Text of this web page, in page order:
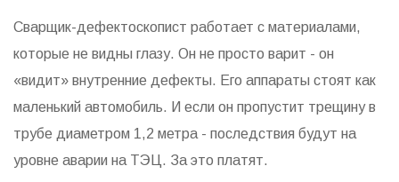
Сварщик-дефектоскопист работает с материалами,
которые не видны глазу. Он не просто варит - он
«видит» внутренние дефекты. Его аппараты стоят как
маленький автомобиль. И если он пропустит трещину в
трубе диаметром 1,2 метра - последствия будут на
уровне аварии на ТЭЦ. За это платят.